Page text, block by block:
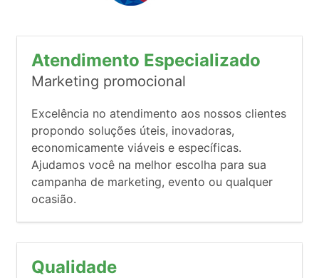
Atendimento Especializado
Marketing promocional
Excelência no atendimento aos nossos clientes
propondo soluções úteis, inovadoras,
economicamente viáveis e específicas.
Ajudamos você na melhor escolha para sua
campanha de marketing, evento ou qualquer
ocasião.
Qualidade